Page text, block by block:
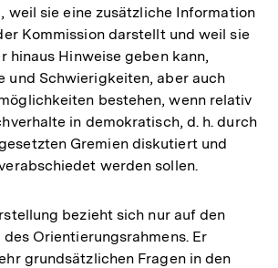
weil sie eine zusätzliche Information
Kommission darstellt und weil sie
hinaus Hinweise geben kann,
und Schwierigkeiten, aber auch
bestehen, wenn relativ
in demokratisch, d. h. durch
Gremien diskutiert und
werden sollen.
bezieht sich nur auf den
Orientierungsrahmens. Er
grundsätzlichen Fragen in den